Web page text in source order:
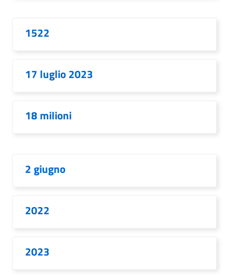
1522
17 luglio 2023
18 milioni
2 giugno
2022
2023